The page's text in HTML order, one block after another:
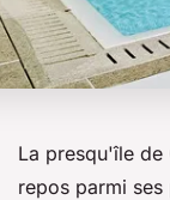
La presqu'île de
repos parmi